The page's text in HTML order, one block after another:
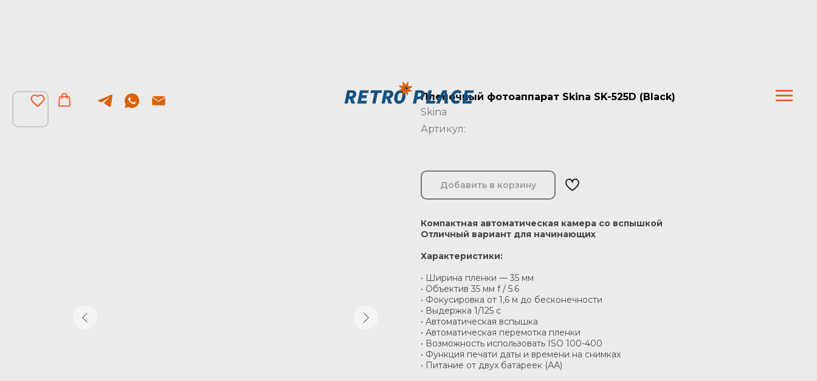
Пленочный фотоаппарат Skina SK-525D (Black)
Skina
Артикул:
Добавить в корзину
Компактная автоматическая камера со вспышкой
Отличный вариант для начинающих
Характеристики:
• Ширина пленки — 35 мм
• Объектив 35 мм f / 5.6
• Фокусировка от 1,6 м до бесконечности
• Выдержка 1/125 c
• Автоматическая вспышка
• Автоматическая перемотка пленки
• Возможность использовать ISO 100-400
• Функция печати даты и времени на снимках
• Питание от двух батареек (АА)